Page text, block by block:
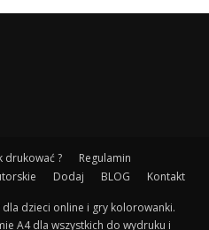
drukować ?
Regulamin
Dodaj BLOG Kontakt
dzieci online i gry kolorowanki.
A4 dla wszystkich do wydruku i